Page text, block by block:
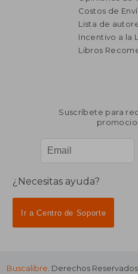
$ 14.679
$ 7.339
Costos de
Lista de
Incentivo a la
Libros
Suscríbete para
¿Necesitas ayuda?
Ir a Centro de Soporte
Buscalibre. Derechos